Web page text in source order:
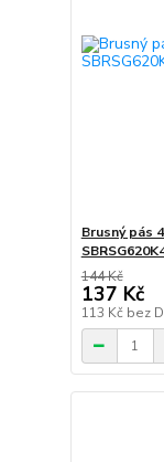
Brusný pás
144 Kč
137 Kč
113 Kč bez